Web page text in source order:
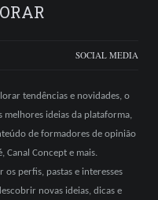
SOCIAL MEDIA
tendências e novidades, o
ideias da plataforma,
de formadores de opinião
Canal Concept e mais.
os perfis, pastas e interesses
novas ideias, dicas e